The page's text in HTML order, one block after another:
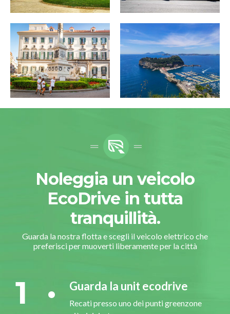
Noleggia un veicolo
EcoDrive in tutta
tranquillità.
Guarda la nostra flotta e scegli il veicolo elettrico che
preferisci per muoverti liberamente per la città
1 Guarda la unit ecodrive
Recati presso uno dei punti greenzone